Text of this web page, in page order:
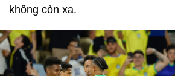
không còn xa.